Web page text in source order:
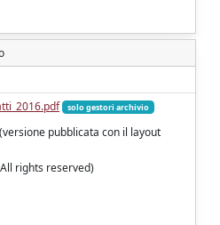
solo gestori archivio
pubblicata con il layout
rights reserved)